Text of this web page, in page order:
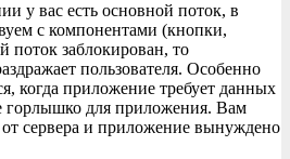
у вас есть основной поток, в
с компонентами (кнопки,
поток заблокирован, то
пользователя. Особенно
когда приложение требует данных
горлышко для приложения. Вам
от сервера и приложение вынуждено